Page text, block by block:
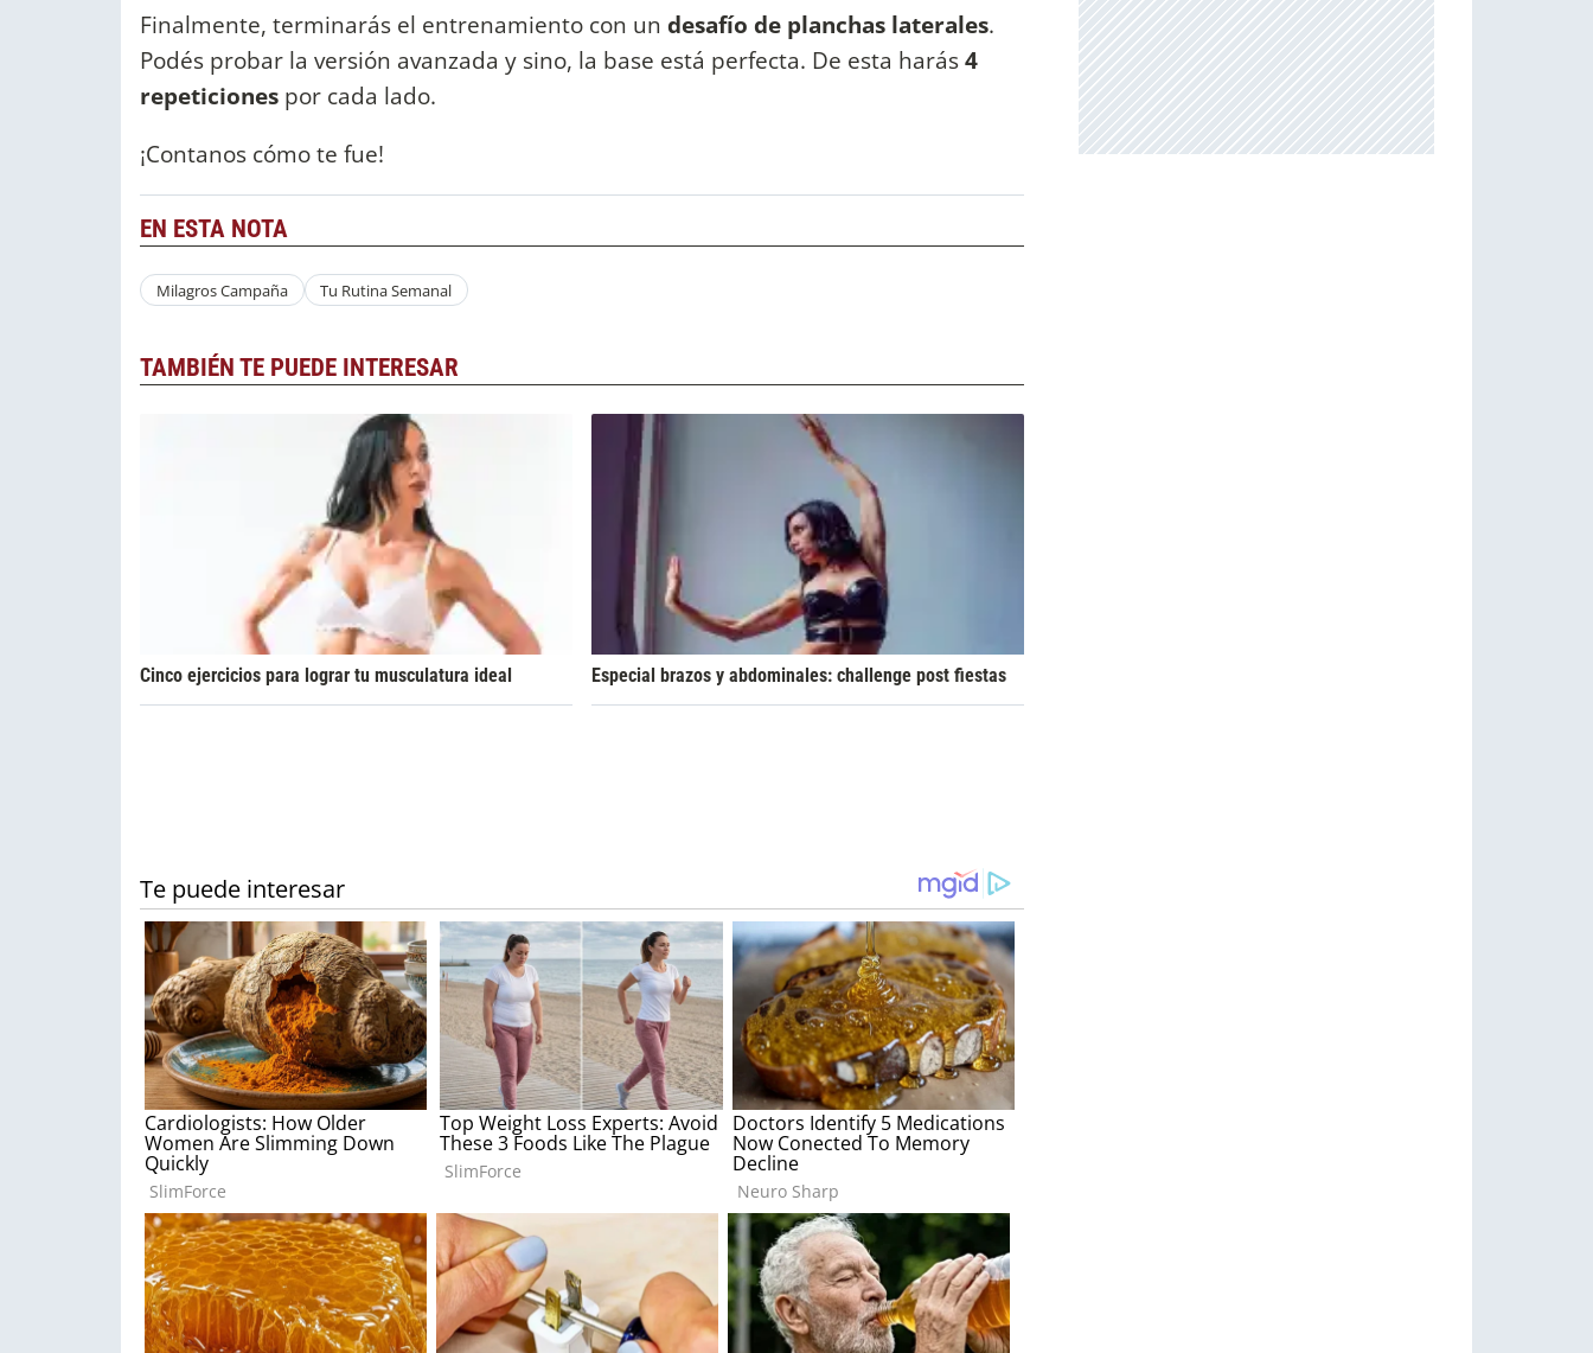
Finalmente, terminarás el entrenamiento con un desafío de planchas laterales.
Podés probar la versión avanzada y sino, la base está perfecta. De esta harás4
repeticiones por cada lado.
¡Contanos cómo te fue!
EN ESTA NOTA
Milagros Campaña Tu Rutina Semanal
TAMBIÉN TE PUEDE INTERESAR
Cinco ejercicios para lograr tu musculatura ideal Especial brazos y abdominales: challenge post fiestas